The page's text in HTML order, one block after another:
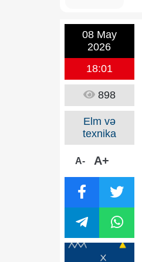
08 May
2026
18:01
898
Elm və
texnika
A- A+